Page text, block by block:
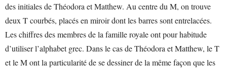
des initiales de Théodora et Matthew. Au centre du M, on trouve
deux T courbés, placés en miroir dont les barres sont entrelacées.
Les chiffres des membres de la famille royale ont pour habitude
d’utiliser l’alphabet grec. Dans le cas de Théodora et Matthew, le T
et le M ont la particularité de se dessiner de la même façon que les